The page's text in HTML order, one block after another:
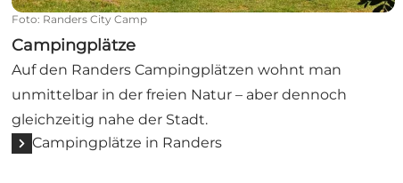
Foto: Randers City Camp
Campingplätze
Auf den Randers Campingplätzen wohnt man
unmittelbar in der freien Natur – aber dennoch
gleichzeitig nahe der Stadt.
Campingplätze in Randers